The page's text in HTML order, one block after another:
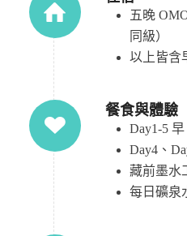
五晚
同級）
以上皆含
餐食與體驗
Day1-5
Day4、
藏前墨水
每日礦泉